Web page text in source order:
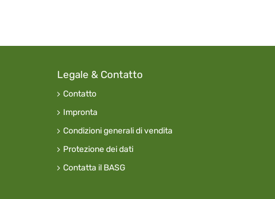
Legale & Contatto
Contatto
Impronta
Condizioni generali di vendita
Protezione dei dati
Contatta il BASG